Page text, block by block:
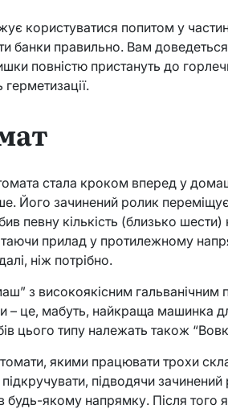
користуватися попитом у
банки правильно. Вам
повністю пристануть до
стала кроком вперед у
Його зачинений ролик
певну кількість (близько шести)
прилад у протилежному
ніж потрібно.
з високоякісним гальванічним
– це, мабуть, найкраща машинка
цього типу належать також
якими працювати трохи
підводячи
якому напрямку. Після того